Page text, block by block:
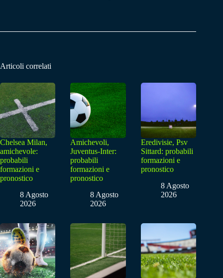
Articoli correlati
Chelsea Milan,
amichevole:
probabili
formazioni e
pronostico
8 Agosto
2026
Amichevoli,
Juventus-Inter:
probabili
formazioni e
pronostico
8 Agosto
2026
Eredivisie, Psv
Sittard: probabili
formazioni e
pronostico
8 Agosto
2026